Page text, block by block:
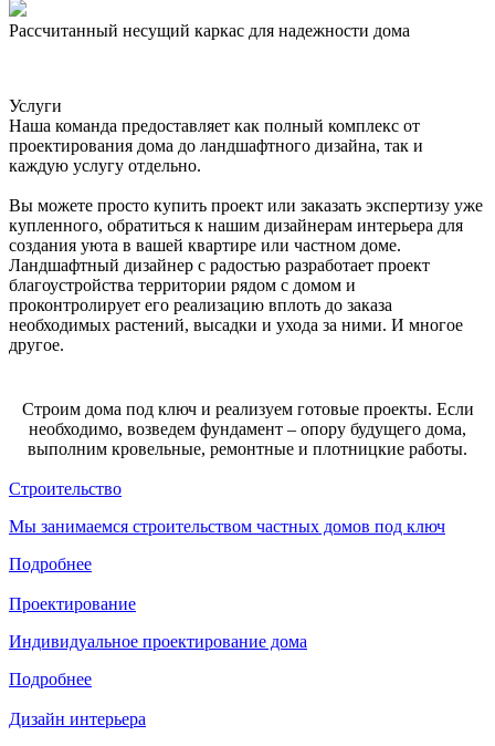
Рассчитанный несущий каркас для надежности дома
Услуги
Наша команда предоставляет как полный комплекс от
проектирования дома до ландшафтного дизайна, так и
каждую услугу отдельно.
Вы можете просто купить проект или заказать экспертизу уже
купленного, обратиться к нашим дизайнерам интерьера для
создания уюта в вашей квартире или частном доме.
Ландшафтный дизайнер с радостью разработает проект
благоустройства территории рядом с домом и
проконтролирует его реализацию вплоть до заказа
необходимых растений, высадки и ухода за ними. И многое
другое.
Строим дома под ключ и реализуем готовые проекты. Если
необходимо, возведем фундамент – опору будущего дома,
выполним кровельные, ремонтные и плотницкие работы.
Строительство
Мы занимаемся строительством частных домов под ключ
Подробнее
Проектирование
Индивидуальное проектирование дома
Подробнее
Дизайн интерьера